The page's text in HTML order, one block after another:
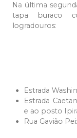
Na última
tapa buraco
logradouros:
Estrada
Estrada
e ao posto
Rua Gavião